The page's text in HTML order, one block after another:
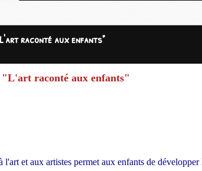
raconté aux enfants"
"L'art raconté aux enfants"
l'art et aux artistes permet aux enfants de